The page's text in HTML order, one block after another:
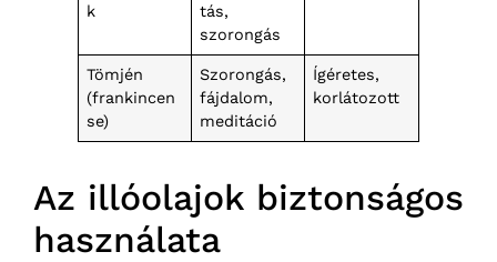
k
tás,
szorongás
Tömjén
(frankincen
se)
Szorongás,
fájdalom,
meditáció
Ígéretes,
korlátozott
Az illóolajok biztonságos
használata